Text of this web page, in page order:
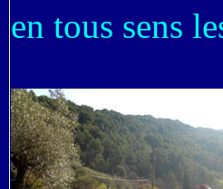
en tous sens